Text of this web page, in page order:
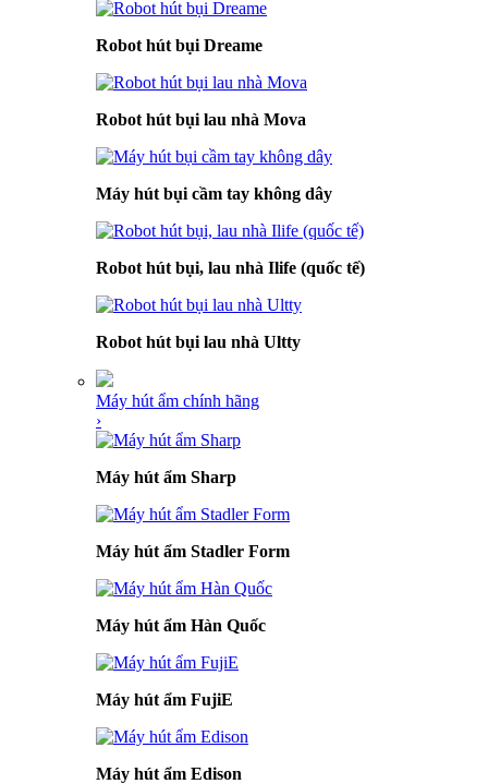
Robot hút bụi Dreame
Robot hút bụi lau nhà Mova
Máy hút bụi cầm tay không dây
Robot hút bụi, lau nhà Ilife (quốc tế)
Robot hút bụi lau nhà Ultty
Máy hút ẩm chính hãng
›
Máy hút ẩm Sharp
Máy hút ẩm Stadler Form
Máy hút ẩm Hàn Quốc
Máy hút ẩm FujiE
Máy hút ẩm Edison